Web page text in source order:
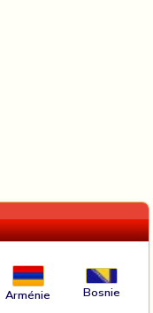
Arménie Bosnie